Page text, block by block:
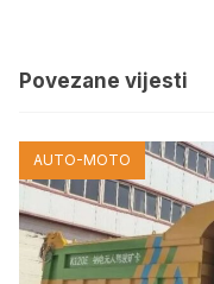
Povezane vijesti
AUTO-MOTO